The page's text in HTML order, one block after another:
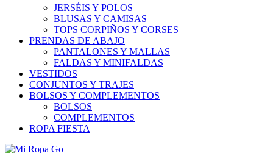
JERSÉIS Y POLOS
BLUSAS Y CAMISAS
TOPS CORPIÑOS Y CORSES
PRENDAS DE ABAJO
PANTALONES Y MALLAS
FALDAS Y MINIFALDAS
VESTIDOS
CONJUNTOS Y TRAJES
BOLSOS Y COMPLEMENTOS
BOLSOS
COMPLEMENTOS
ROPA FIESTA